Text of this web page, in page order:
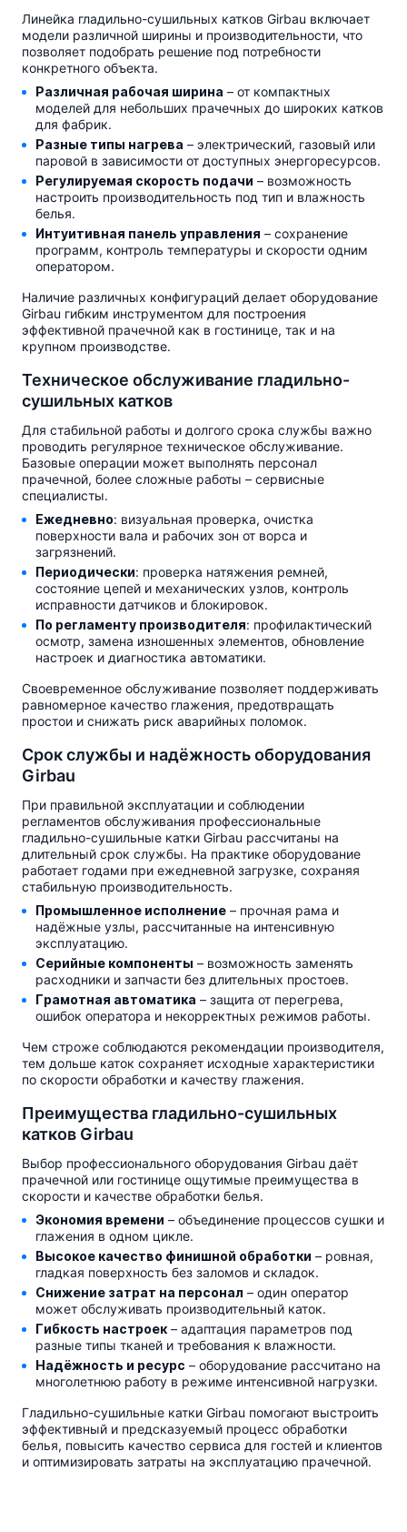
Линейка гладильно-сушильных катков Girbau включает
модели различной ширины и производительности, что
позволяет подобрать решение под потребности
конкретного объекта.
Различная рабочая ширина – от компактных
моделей для небольших прачечных до широких катков
для фабрик.
Разные типы нагрева – электрический, газовый или
паровой в зависимости от доступных энергоресурсов.
Регулируемая скорость подачи – возможность
настроить производительность под тип и влажность
белья.
Интуитивная панель управления – сохранение
программ, контроль температуры и скорости одним
оператором.
Наличие различных конфигураций делает оборудование
Girbau гибким инструментом для построения
эффективной прачечной как в гостинице, так и на
крупном производстве.
Техническое обслуживание гладильно-
сушильных катков
Для стабильной работы и долгого срока службы важно
проводить регулярное техническое обслуживание.
Базовые операции может выполнять персонал
прачечной, более сложные работы – сервисные
специалисты.
Ежедневно: визуальная проверка, очистка
поверхности вала и рабочих зон от ворса и
загрязнений.
Периодически: проверка натяжения ремней,
состояние цепей и механических узлов, контроль
исправности датчиков и блокировок.
По регламенту производителя: профилактический
осмотр, замена изношенных элементов, обновление
настроек и диагностика автоматики.
Своевременное обслуживание позволяет поддерживать
равномерное качество глажения, предотвращать
простои и снижать риск аварийных поломок.
Срок службы и надёжность оборудования
Girbau
При правильной эксплуатации и соблюдении
регламентов обслуживания профессиональные
гладильно-сушильные катки Girbau рассчитаны на
длительный срок службы. На практике оборудование
работает годами при ежедневной загрузке, сохраняя
стабильную производительность.
Промышленное исполнение – прочная рама и
надёжные узлы, рассчитанные на интенсивную
эксплуатацию.
Серийные компоненты – возможность заменять
расходники и запчасти без длительных простоев.
Грамотная автоматика – защита от перегрева,
ошибок оператора и некорректных режимов работы.
Чем строже соблюдаются рекомендации производителя,
тем дольше каток сохраняет исходные характеристики
по скорости обработки и качеству глажения.
Преимущества гладильно-сушильных
катков Girbau
Выбор профессионального оборудования Girbau даёт
прачечной или гостинице ощутимые преимущества в
скорости и качестве обработки белья.
Экономия времени – объединение процессов сушки и
глажения в одном цикле.
Высокое качество финишной обработки – ровная,
гладкая поверхность без заломов и складок.
Снижение затрат на персонал – один оператор
может обслуживать производительный каток.
Гибкость настроек – адаптация параметров под
разные типы тканей и требования к влажности.
Надёжность и ресурс – оборудование рассчитано на
многолетнюю работу в режиме интенсивной нагрузки.
Гладильно-сушильные катки Girbau помогают выстроить
эффективный и предсказуемый процесс обработки
белья, повысить качество сервиса для гостей и клиентов
и оптимизировать затраты на эксплуатацию прачечной.